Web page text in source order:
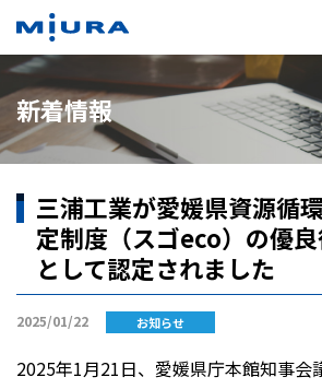
新着情報
三浦工業が愛媛県資源循
定制度（スゴeco）の優
として認定されました
2025/01/22 お知らせ
2025年1月21日、愛媛県庁本館知事会